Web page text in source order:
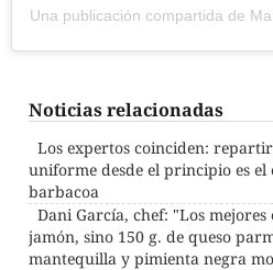
Noticias relacionadas
Los expertos coinciden:
uniforme desde el principio es
barbacoa
Dani García, chef: "Los mejores
jamón, sino 150 g. de queso
mantequilla y pimienta negra